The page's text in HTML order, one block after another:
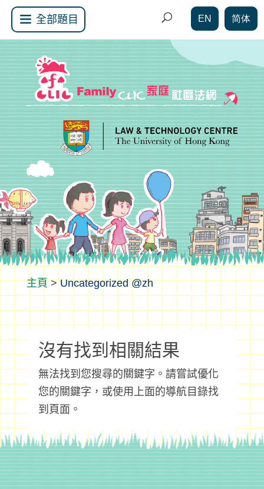
全部題目 EN 简体
>Uncategorized @zh
沒有找到相關結果
無法找到您搜尋的關鍵字。請嘗試優化
您的關鍵字，或使用上面的導航目錄找
到頁面。